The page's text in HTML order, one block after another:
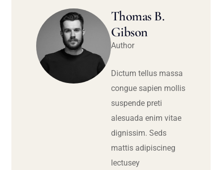
Thomas B.
Gibson
Author
Dictum tellus massa
congue sapien mollis
suspende preti
alesuada enim vitae
dignissim. Seds
mattis adipiscineg
lectusey